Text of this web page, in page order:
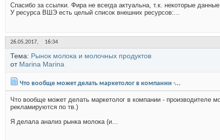
Спасибо за ссылки. Фира не всегда актуальна, т.к. некоторые
У ресурса ВШЭ есть целый список внешних ресурсов:...
26.05.2017, 16:34
Тема: Рынок молока и молочных продуктов
от Marina Marina
Что вообще может делать маркетолог в компании -...
Что вообще может делать маркетолог в компании - производителе
рекламируются по тв.)
Я делала анализ рынка молока (и...